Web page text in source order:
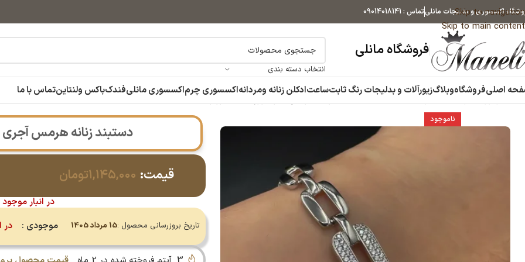
Skip to navigation
Skip to main content
اکسسوری و بدلیجات مانلیتماس : 09014018141
فروشگاه مانلی
انتخاب دسته بندی
اصلیفروشگاهوبلاگزیورآلات و بدلیجات رنگ ثابتساعتادکلن زنانه ومردانهاکسسوری چرماکسسوری مانلیفندکباکس ولنتاینتماس با ما
زیورآلات و بدلیجات رنگ ثابت دستبند زنانه هرمس آجری ژوپینگ سیلور رنگ ثابت
ناموجود
دستبند زنانه هرمس
قیمت: ۱,۱۴۵,۰۰۰تومان
در انبار
15 مرداد 1405تاریخ بروزرسانی محصول : موجودی : در